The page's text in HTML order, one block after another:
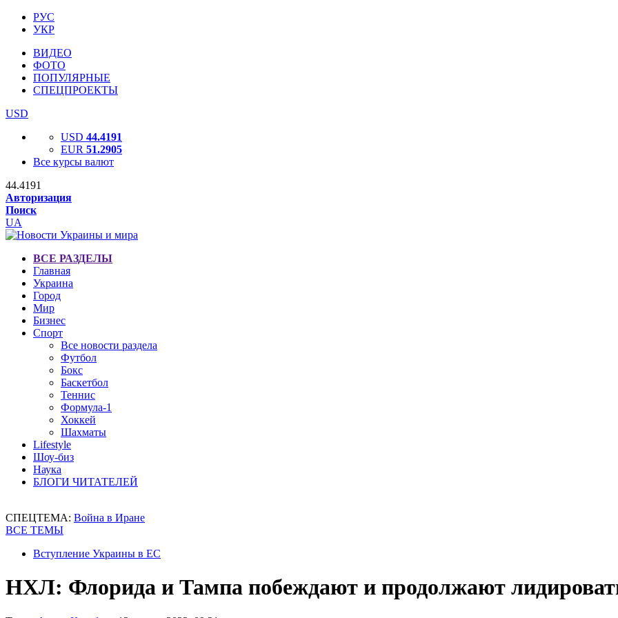
РУС
УКР
ВИДЕО
ФОТО
ПОПУЛЯРНЫЕ
СПЕЦПРОЕКТЫ
USD
USD 44.4191
EUR 51.2905
Все курсы валют
44.4191
Авторизация
Поиск
UA
ВСЕ РАЗДЕЛЫ
Главная
Украина
Город
Мир
Бизнес
Спорт
Все новости раздела
Футбол
Бокс
Баскетбол
Теннис
Формула-1
Хоккей
Шахматы
Lifestyle
Шоу-биз
Наука
БЛОГИ ЧИТАТЕЛЕЙ
СПЕЦТЕМА: Война в Иране
ВСЕ ТЕМЫ
Вступление Украины в ЕС
НХЛ: Флорида и Тампа побеждают и продолжают